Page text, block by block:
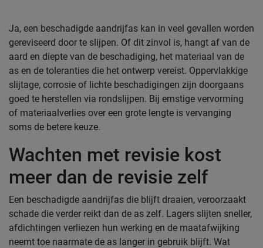
Ja, een beschadigde aandrijfas kan in veel gevallen worden
gereviseerd door te slijpen. Of dit zinvol is, hangt af van de
aard en diepte van de beschadiging, het materiaal van de
as en de toleranties die het ontwerp vereist. Oppervlakkige
slijtage, corrosie of lichte beschadigingen zijn doorgaans
goed te herstellen via rondslijpen. Bij ernstige vervorming
of materiaalverlies over een grote lengte is vervanging
soms de betere keuze.
Wachten met revisie kost
meer dan de revisie zelf
Een beschadigde aandrijfas die blijft draaien, veroorzaakt
schade die verder reikt dan de as zelf. Lagers slijten sneller,
afdichtingen verliezen hun werking en de maatafwijking
neemt toe naarmate de as langer in gebruik blijft. Wat